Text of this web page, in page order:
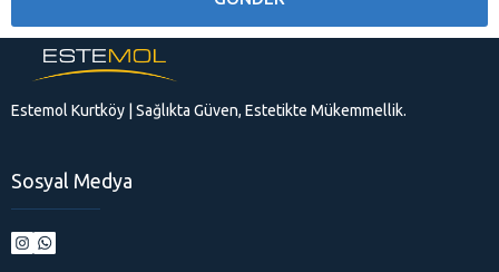
Estemol Kurtköy | Sağlıkta Güven, Estetikte Mükemmellik.
Sosyal Medya